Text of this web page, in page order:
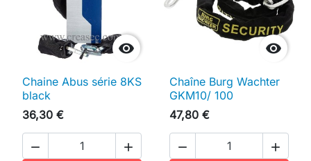

Chaine Abus série 8KS
black
36,30 €
 

Chaîne Burg Wachter
GKM10/ 100
47,80 €
 